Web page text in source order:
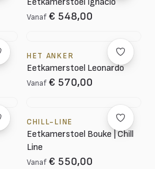
Vanaf € 548,00
HET ANKER
Eetkamerstoel Leonardo
Vanaf € 570,00
CHILL-LINE
Eetkamerstoel Bouke | Chill
Line
Vanaf € 550,00